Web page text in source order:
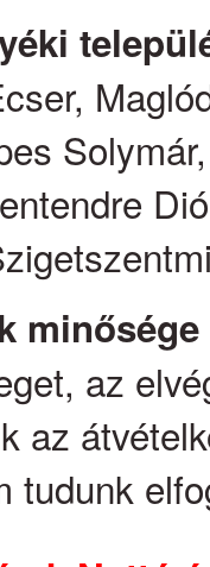
minősége
az
az
tudunk